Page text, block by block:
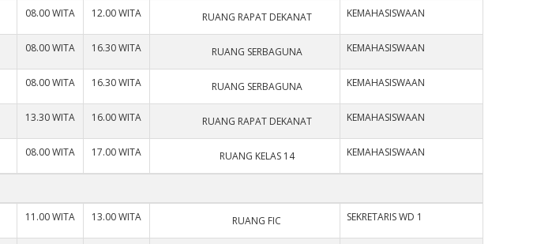
08.00 WITA 12.00 WITA RUANG RAPAT DEKANAT KEMAHASISWAAN
08.00 WITA 16.30 WITA RUANG SERBAGUNA KEMAHASISWAAN
08.00 WITA 16.30 WITA RUANG SERBAGUNA KEMAHASISWAAN
13.30 WITA 16.00 WITA RUANG RAPAT DEKANAT KEMAHASISWAAN
08.00 WITA 17.00 WITA RUANG KELAS 14 KEMAHASISWAAN
11.00 WITA 13.00 WITA RUANG FIC SEKRETARIS WD 1